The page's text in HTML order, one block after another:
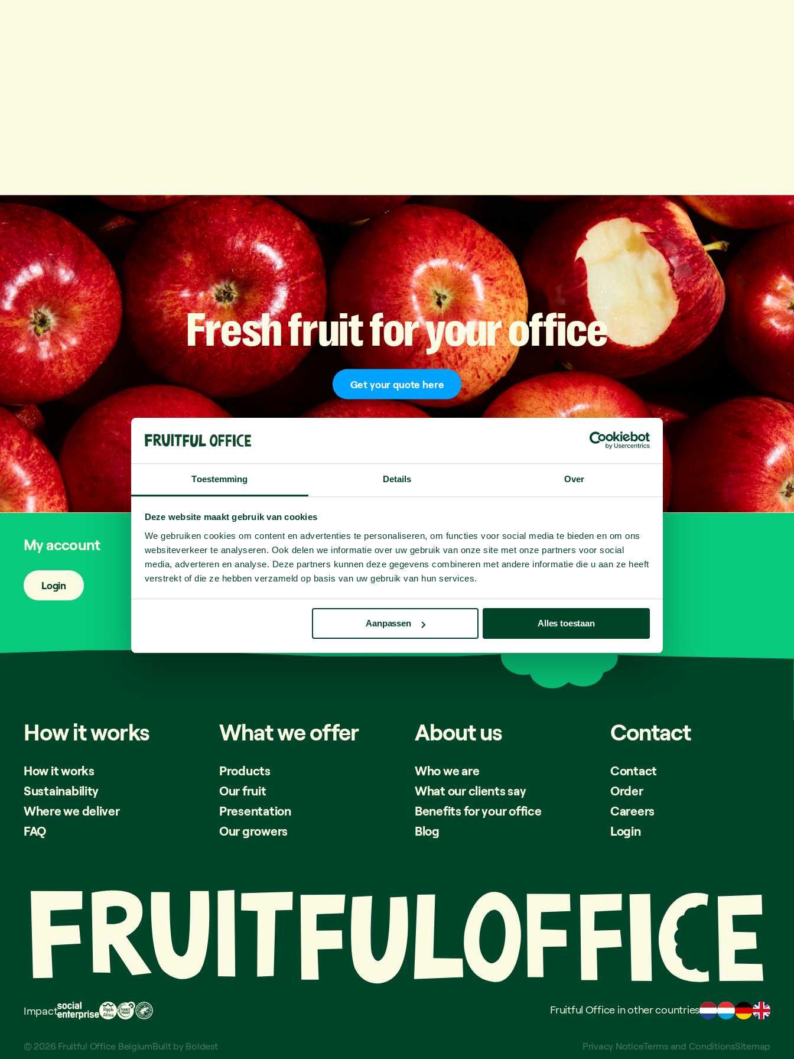
Toestemming Details Over
Deze website maakt gebruik van cookies
We gebruiken cookies om content en advertenties te personaliseren, om functies voor social media te bieden en om ons
websiteverkeer te analyseren. Ook delen we informatie over uw gebruik van onze site met onze partners voor social
media, adverteren en analyse. Deze partners kunnen deze gegevens combineren met andere informatie die u aan ze heeft
verstrekt of die ze hebben verzameld op basis van uw gebruik van hun services.
Aanpassen Alles toestaan
Freshfruitforyouroffice
Get your quote here
My account
Login
Let's connect
Facebook
Instagram
LinkedIn
Contact
info@fruitfuloffice.be
Howitworks
How it works
Sustainability
Where we deliver
FAQ
Whatweoffer
Products
Our fruit
Presentation
Our growers
Aboutus
Who we are
What our clients say
Benefits for your office
Blog
Contact
Contact
Order
Careers
Login
Impact Fruitful Office in other countries
© 2026 Fruitful Office BelgiumBuilt by Boldest Privacy NoticeTerms and ConditionsSitemap